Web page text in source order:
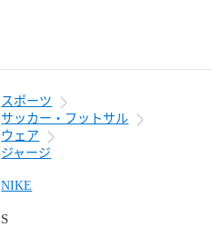
スポーツ
サッカー・フットサル
ウェア
ジャージ
NIKE
S